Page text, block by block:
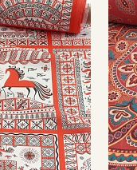
компонентов;
в зависимости от